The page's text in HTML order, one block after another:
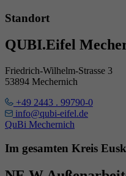
Standort
QUBI.Eifel
Friedrich-Wilhelm-Strasse 3
53894 Mechernich
+49 2443 . 99790-0
info@qubi-eifel.de
QuBi Mechernich
Im gesamten Kreis